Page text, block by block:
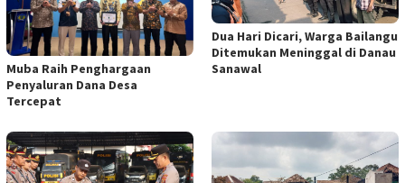
Muba Raih Penghargaan
Penyaluran Dana Desa
Tercepat
Dua Hari Dicari, Warga Bailangu
Ditemukan Meninggal di Danau
Sanawal